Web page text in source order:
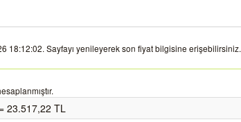
18:12:02. Sayfayı yenileyerek son fiyat bilgisine erişebilirsiniz.
23.517,22 TL